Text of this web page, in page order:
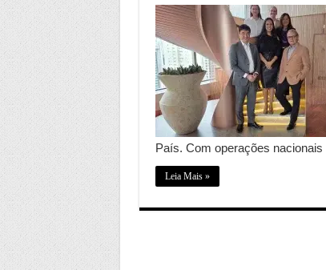
País. Com operações
Leia Mais »